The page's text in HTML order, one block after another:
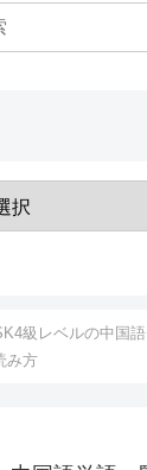
級レベルの中国語
み方